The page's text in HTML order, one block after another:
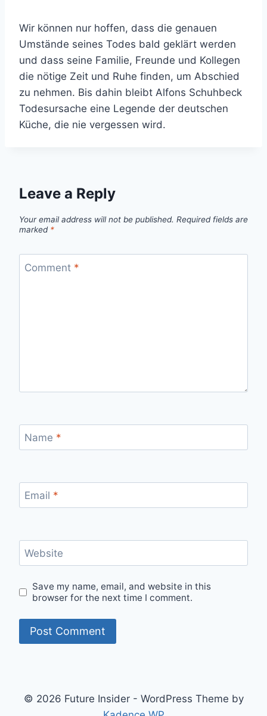
Wir können nur hoffen, dass die genauen
Umstände seines Todes bald geklärt werden
und dass seine Familie, Freunde und Kollegen
die nötige Zeit und Ruhe finden, um Abschied
zu nehmen. Bis dahin bleibt Alfons Schuhbeck
Todesursache eine Legende der deutschen
Küche, die nie vergessen wird.
Leave a Reply
Your email address will not be published. Required fields are
marked *
Comment *
Name *
Email *
Website
Save my name, email, and website in this
browser for the next time I comment.
© 2026 Future Insider - WordPress Theme by